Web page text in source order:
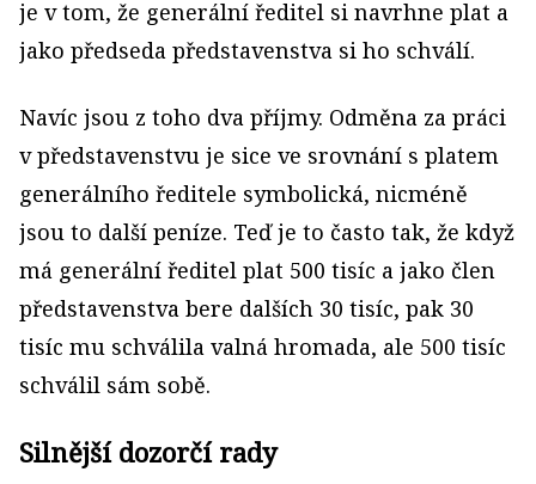
je v tom, že generální ředitel si navrhne plat a
jako předseda představenstva si ho schválí.
Navíc jsou z toho dva příjmy. Odměna za práci
v představenstvu je sice ve srovnání s platem
generálního ředitele symbolická, nicméně
jsou to další peníze. Teď je to často tak, že když
má generální ředitel plat 500 tisíc a jako člen
představenstva bere dalších 30 tisíc, pak 30
tisíc mu schválila valná hromada, ale 500 tisíc
schválil sám sobě.
Silnější dozorčí rady